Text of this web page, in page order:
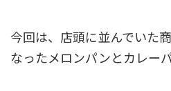
今回は、店頭に並んでいた
なったメロンパンとカレー